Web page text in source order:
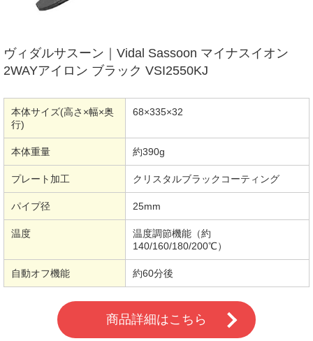
ヴィダルサスーン｜Vidal Sassoon マイナスイオン
2WAYアイロン ブラック VSI2550KJ
本体サイズ(高さ×幅×奥
行)
68×335×32
本体重量 約390g
プレート加工 クリスタルブラックコーティング
パイプ径 25mm
温度
温度調節機能（約
140/160/180/200℃）
自動オフ機能 約60分後
商品詳細はこちら